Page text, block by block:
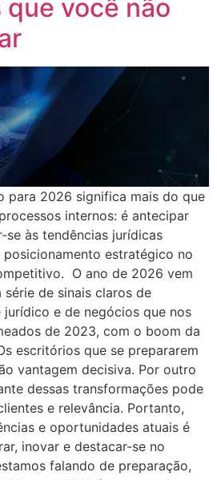
você não
para 2026 significa mais do que
internos: é antecipar
se às tendências jurídicas
estratégico no
O ano de 2026 vem
de sinais claros de
jurídico e de negócios que nos
de 2023, com o boom da
escritórios que se prepararem
vantagem decisiva. Por outro
dessas transformações pode
e relevância. Portanto,
e oportunidades atuais é
inovar e destacar-se no
falando de preparação,